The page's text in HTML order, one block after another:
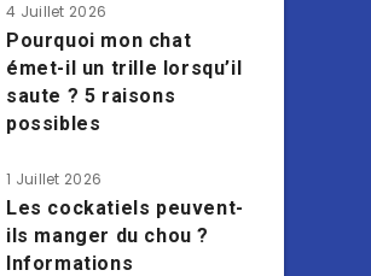
4 Juillet 2026
Pourquoi mon chat
émet-il un trille lorsqu’il
saute ? 5 raisons
possibles
1 Juillet 2026
Les cockatiels peuvent-
ils manger du chou ?
Informations